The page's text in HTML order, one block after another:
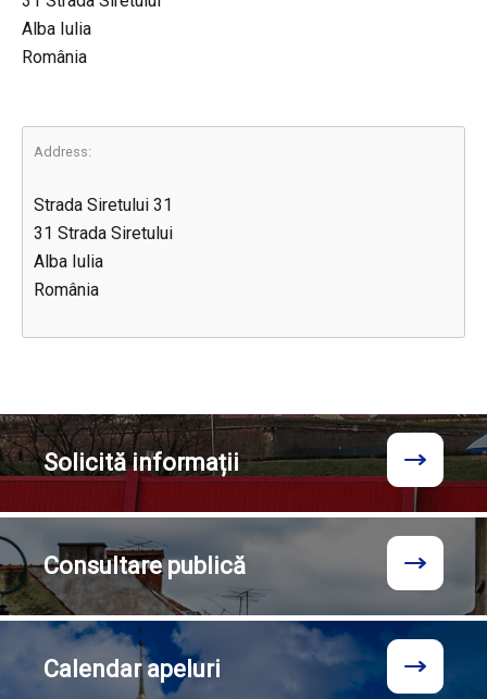
Alba Iulia
România
Address:
Strada Siretului 31
31 Strada Siretului
Alba Iulia
România
Solicităinformații
Consultarepublică
Calendarapeluri